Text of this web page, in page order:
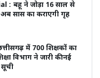
: बहू ने जोड़ा 16 साल से
अब सास का कराएगी गृह
में 700 शिक्षकों का
विभाग ने जारी की नई
सूची